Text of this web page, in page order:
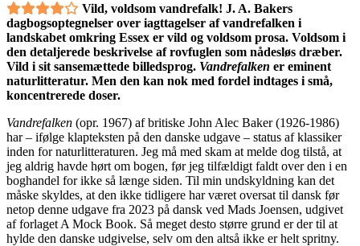
Vild, voldsom vandrefalk! J. A. Bakers
dagbogsoptegnelser over iagttagelser af vandrefalken i
landskabet omkring Essex er vild og voldsom prosa. Voldsom i
den detaljerede beskrivelse af rovfuglen som nådesløs dræber.
Vild i sit sansemættede billedsprog. Vandrefalken er eminent
naturlitteratur. Men den kan nok med fordel indtages i små,
koncentrerede doser.
Vandrefalken (opr. 1967) af britiske John Alec Baker (1926-1986)
har – ifølge klapteksten på den danske udgave – status af klassiker
inden for naturlitteraturen. Jeg må med skam at melde dog tilstå, at
jeg aldrig havde hørt om bogen, før jeg tilfældigt faldt over den i en
boghandel for ikke så længe siden. Til min undskyldning kan det
måske skyldes, at den ikke tidligere har været oversat til dansk før
netop denne udgave fra 2023 på dansk ved Mads Joensen, udgivet
af forlaget A Mock Book. Så meget desto større grund er der til at
hylde den danske udgivelse, selv om den altså ikke er helt spritny.